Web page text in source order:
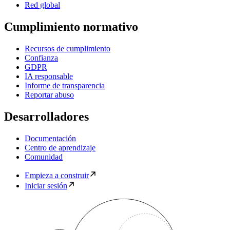
Red global
Cumplimiento normativo
Recursos de cumplimiento
Confianza
GDPR
IA responsable
Informe de transparencia
Reportar abuso
Desarrolladores
Documentación
Centro de aprendizaje
Comunidad
Empieza a construir
Iniciar sesión